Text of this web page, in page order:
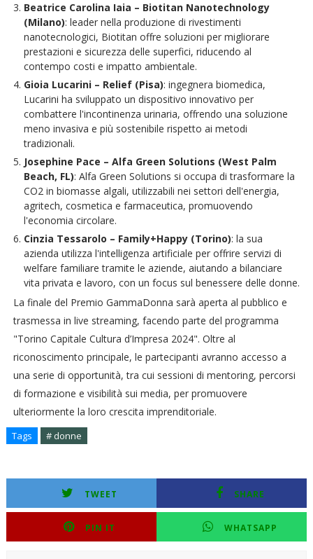
Beatrice Carolina Iaia – Biotitan Nanotechnology
(Milano): leader nella produzione di rivestimenti
nanotecnologici, Biotitan offre soluzioni per migliorare
prestazioni e sicurezza delle superfici, riducendo al
contempo costi e impatto ambientale.
Gioia Lucarini – Relief (Pisa): ingegnera biomedica,
Lucarini ha sviluppato un dispositivo innovativo per
combattere l'incontinenza urinaria, offrendo una soluzione
meno invasiva e più sostenibile rispetto ai metodi
tradizionali.
Josephine Pace – Alfa Green Solutions (West Palm
Beach, FL): Alfa Green Solutions si occupa di trasformare la
CO2 in biomasse algali, utilizzabili nei settori dell'energia,
agritech, cosmetica e farmaceutica, promuovendo
l'economia circolare.
Cinzia Tessarolo – Family+Happy (Torino): la sua
azienda utilizza l'intelligenza artificiale per offrire servizi di
welfare familiare tramite le aziende, aiutando a bilanciare
vita privata e lavoro, con un focus sul benessere delle donne.
La finale del Premio GammaDonna sarà aperta al pubblico e
trasmessa in live streaming, facendo parte del programma
"Torino Capitale Cultura d’Impresa 2024". Oltre al
riconoscimento principale, le partecipanti avranno accesso a
una serie di opportunità, tra cui sessioni di mentoring, percorsi
di formazione e visibilità sui media, per promuovere
ulteriormente la loro crescita imprenditoriale.
Tags # donne
TWEET SHARE
PIN IT WHATSAPP